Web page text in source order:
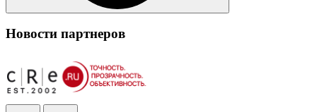
Новости партнеров